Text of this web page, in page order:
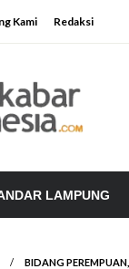
Kami Redaksi
LAMPUNG
BIDANG